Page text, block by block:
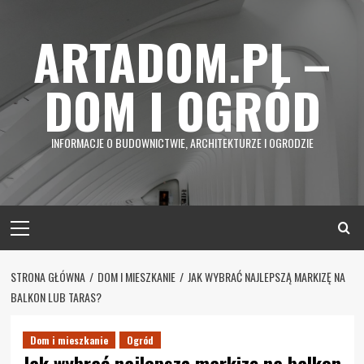
contentARTADOM.PL –
DOM I OGRÓD
INFORMACJE O BUDOWNICTWIE, ARCHITEKTURZE I OGRODZIE
Menu
STRONA GŁÓWNA DOM I MIESZKANIE
JAK WYBRAĆ NAJLEPSZĄ MARKIZĘ NA
BALKON LUB TARAS?
Dom i mieszkanie Ogród